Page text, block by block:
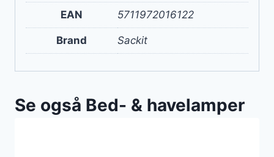
EAN 5711972016122
Brand Sackit
Se også Bed- & havelamper